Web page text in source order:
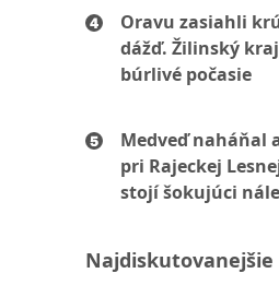
Oravu zasiahli
dážď. Žilinský
búrlivé počasie
Medveď naháňal
pri Rajeckej
stojí šokujúci
Najdiskutovanejšie